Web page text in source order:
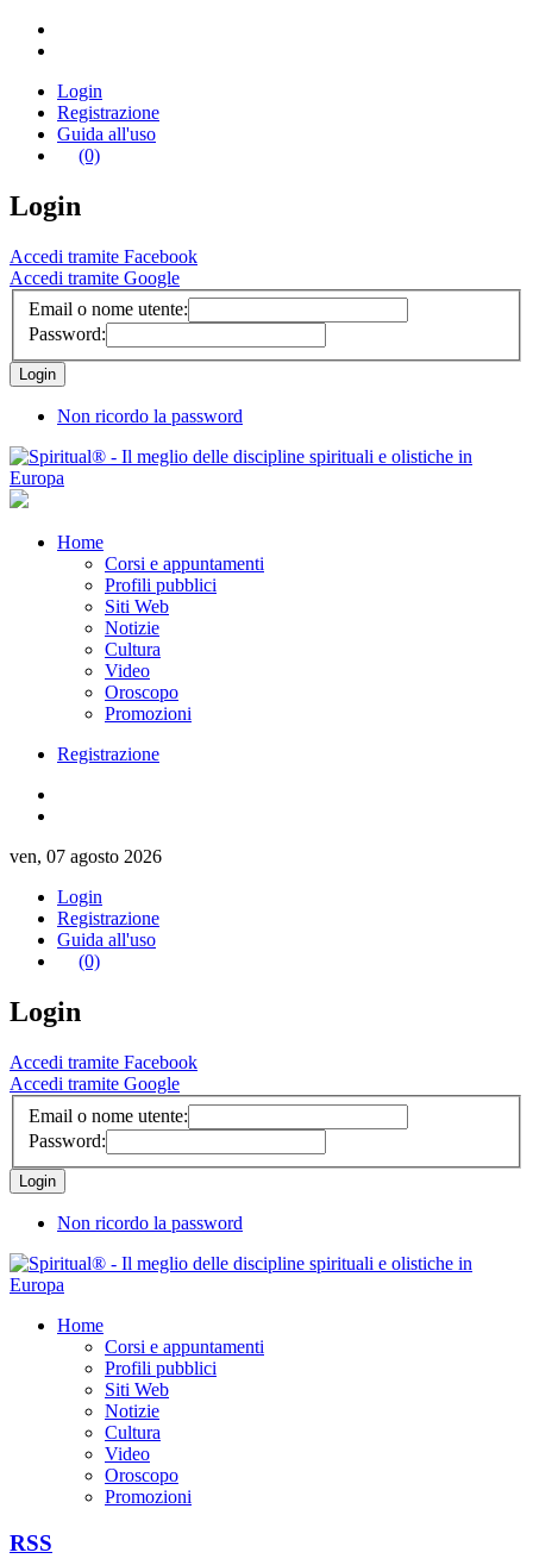
Login
Registrazione
Guida all'uso
(0)
Login
Accedi tramite Facebook
Accedi tramite Google
Email o nome utente:
Password:
Non ricordo la password
Home
Corsi e appuntamenti
Profili pubblici
Siti Web
Notizie
Cultura
Video
Oroscopo
Promozioni
Registrazione
ven, 07 agosto 2026
Login
Registrazione
Guida all'uso
(0)
Login
Accedi tramite Facebook
Accedi tramite Google
Email o nome utente:
Password:
Non ricordo la password
Home
Corsi e appuntamenti
Profili pubblici
Siti Web
Notizie
Cultura
Video
Oroscopo
Promozioni
RSS